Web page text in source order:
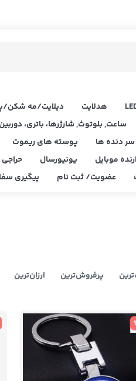
هدلایت دیلایت/مه شکن/
ساعت, بلوتوث, شارژرها، باتری،
سر دنده ها پوسته های ریموت
موبایل یونیورسال
عضویت/ ثبت نام پیگیری
پرفروش‌ترین ارزان‌ترین